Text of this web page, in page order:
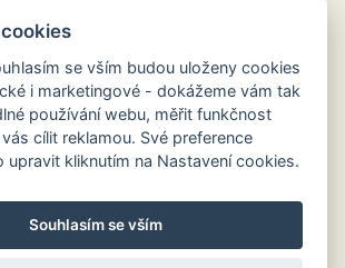
se vším budou uloženy cookies
i marketingové - dokážeme vám tak
používání webu, měřit funkčnost
cílit reklamou. Své preference
upravit kliknutím na Nastavení cookies.
Souhlasím se vším